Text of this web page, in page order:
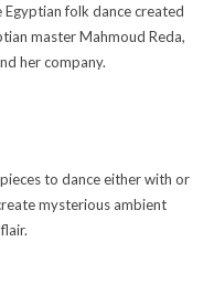
folk dance created
master Mahmoud Reda,
her company.
to dance either with or
mysterious ambient